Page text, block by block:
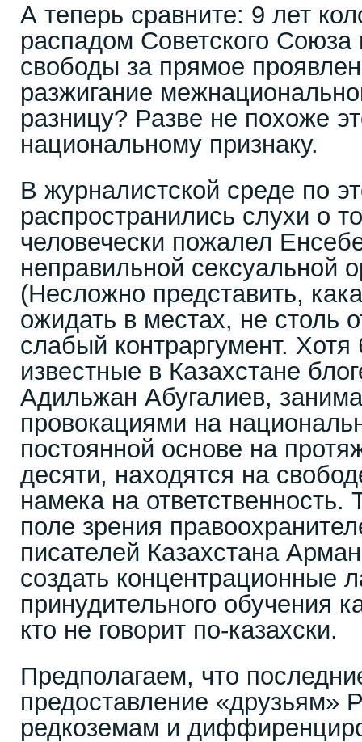
А теперь сравните: 9 лет
распадом Советского Союза
свободы за прямое
разжигание
разницу? Разве не похоже
национальному признаку.
В журналистской среде по
распространились слухи о
человечески пожалел
неправильной сексуальной
(Несложно представить,
ожидать в местах, не столь
слабый контраргумент.
известные в Казахстане
Адильжан Абугалиев,
провокациями на
постоянной основе на
десяти, находятся на
намека на ответственность.
поле зрения
писателей Казахстана
создать концентрационные
принудительного обучения
кто не говорит по-казахски.
Предполагаем, что
предоставление «друзьям»
редкоземам и